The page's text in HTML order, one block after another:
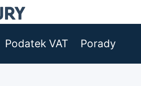
Podatek VAT Porady